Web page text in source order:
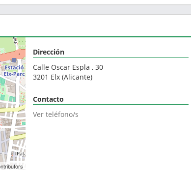
Dirección
Calle Oscar Espla , 30
3201 Elx (Alicante)
Contacto
Ver teléfono/s